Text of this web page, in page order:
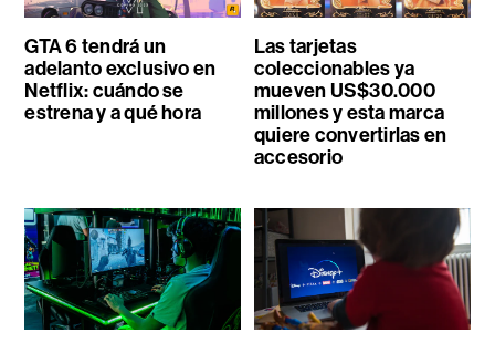
GTA 6 tendrá un
adelanto exclusivo en
Netflix: cuándo se
estrena y a qué hora
Las tarjetas
coleccionables ya
mueven US$30.000
millones y esta marca
quiere convertirlas en
accesorio